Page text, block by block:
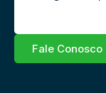
Fale Conosco